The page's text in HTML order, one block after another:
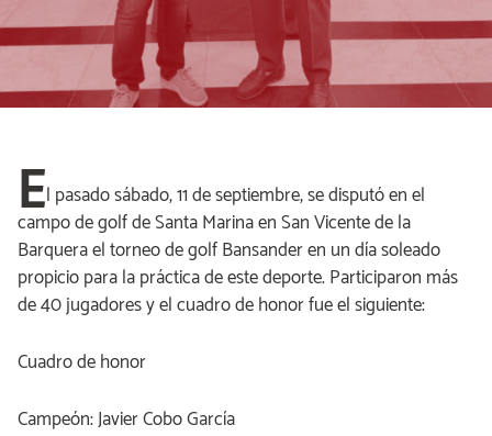
El pasado sábado, 11 de septiembre, se disputó en el
campo de golf de Santa Marina en San Vicente de la
Barquera el torneo de golf Bansander en un día soleado
propicio para la práctica de este deporte. Participaron más
de 40 jugadores y el cuadro de honor fue el siguiente:
Cuadro de honor
Campeón: Javier Cobo García